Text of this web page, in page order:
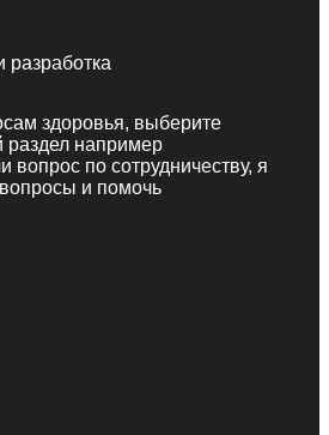
разработка
здоровья, выберите
раздел например
вопрос по сотрудничеству, я
вопросы и помочь